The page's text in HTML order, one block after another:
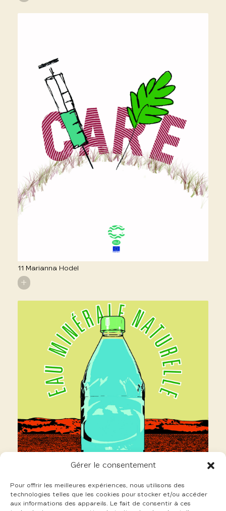
Gérer le consentement
Pour offrir les meilleures expériences, nous utilisons des
technologies telles que les cookies pour stocker et/ou accéder
aux informations des appareils. Le fait de consentir à ces
11 Marianna Hodel
+